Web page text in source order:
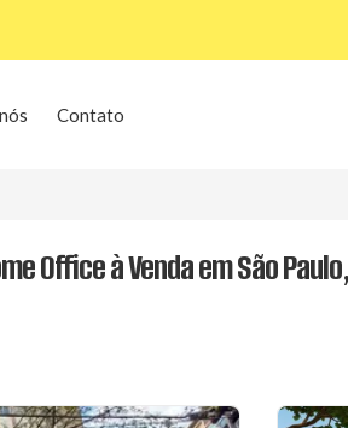
Contato
Office à Venda em São